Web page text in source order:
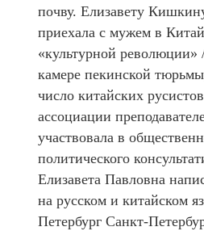
почву. Елизавету
приехала с мужем в
«культурной
камере пекинской
число китайских
ассоциации
участвовала в
политического
Елизавета Павловна
на русском и китайском
Петербург Санкт-